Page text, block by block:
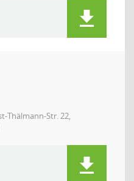
Thälmann-Str. 22,